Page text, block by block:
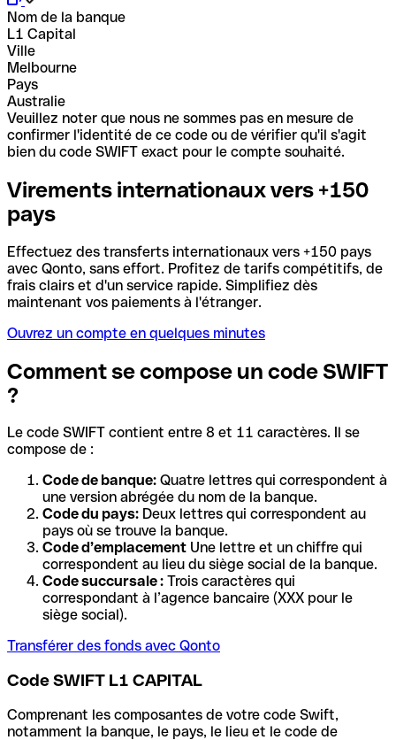
Nom de la banque
L1 Capital
Ville
Melbourne
Pays
Australie
Veuillez noter que nous ne sommes pas en mesure de
confirmer l'identité de ce code ou de vérifier qu'il s'agit
bien du code SWIFT exact pour le compte souhaité.
Virements internationaux vers +150
pays
Effectuez des transferts internationaux vers +150 pays
avec Qonto, sans effort. Profitez de tarifs compétitifs, de
frais clairs et d'un service rapide. Simplifiez dès
maintenant vos paiements à l'étranger.
Ouvrez un compte en quelques minutes
Comment se compose un code SWIFT
?
Le code SWIFT contient entre 8 et 11 caractères. Il se
compose de :
Code de banque: Quatre lettres qui correspondent à
une version abrégée du nom de la banque.
Code du pays: Deux lettres qui correspondent au
pays où se trouve la banque.
Code d’emplacement Une lettre et un chiffre qui
correspondent au lieu du siège social de la banque.
Code succursale : Trois caractères qui
correspondant à l’agence bancaire (XXX pour le
siège social).
Transférer des fonds avec Qonto
Code SWIFT L1 CAPITAL
Comprenant les composantes de votre code Swift,
notamment la banque, le pays, le lieu et le code de